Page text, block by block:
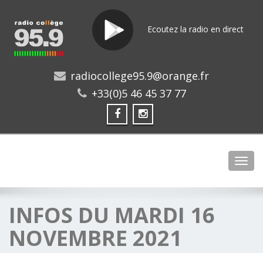
Ecoutez la radio en direct
radiocollege95.9@orange.fr
+33(0)5 46 45 37 77
INFOS DU MARDI 16
NOVEMBRE 2021